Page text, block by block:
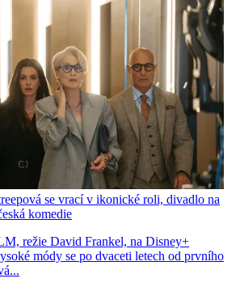
se vrací v ikonické roli, divadlo na
komedie
režie David Frankel, na Disney+
módy se po dvaceti letech od prvního